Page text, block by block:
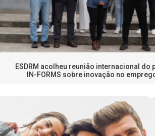
ESDRM acolheu reunião internacional do
IN-FORMS sobre inovação no